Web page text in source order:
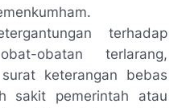
terhadap
obatan terlarang,
keterangan bebas
sakit pemerintah atau